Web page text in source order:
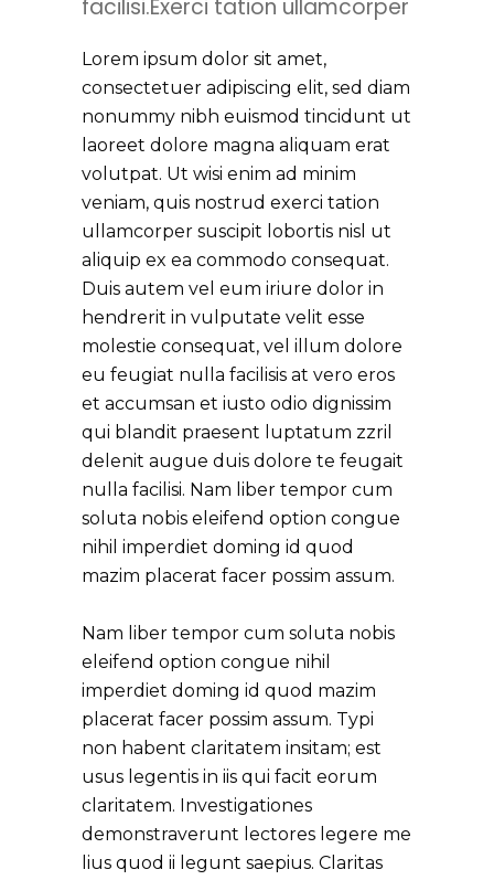
facilisi.Exerci tation ullamcorper
Lorem ipsum dolor sit amet,
consectetuer adipiscing elit, sed diam
nonummy nibh euismod tincidunt ut
laoreet dolore magna aliquam erat
volutpat. Ut wisi enim ad minim
veniam, quis nostrud exerci tation
ullamcorper suscipit lobortis nisl ut
aliquip ex ea commodo consequat.
Duis autem vel eum iriure dolor in
hendrerit in vulputate velit esse
molestie consequat, vel illum dolore
eu feugiat nulla facilisis at vero eros
et accumsan et iusto odio dignissim
qui blandit praesent luptatum zzril
delenit augue duis dolore te feugait
nulla facilisi. Nam liber tempor cum
soluta nobis eleifend option congue
nihil imperdiet doming id quod
mazim placerat facer possim assum.
Nam liber tempor cum soluta nobis
eleifend option congue nihil
imperdiet doming id quod mazim
placerat facer possim assum. Typi
non habent claritatem insitam; est
usus legentis in iis qui facit eorum
claritatem. Investigationes
demonstraverunt lectores legere me
lius quod ii legunt saepius. Claritas